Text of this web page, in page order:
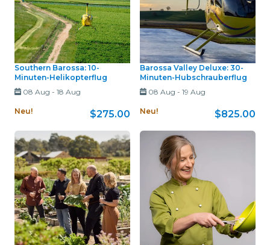
Southern Barossa: 10-
Minuten-Helikopterflug
08 Aug - 18 Aug
Neu! $275.00
Barossa Valley Deluxe: 30-
Minuten-Hubschrauberflug
08 Aug - 19 Aug
Neu! $825.00